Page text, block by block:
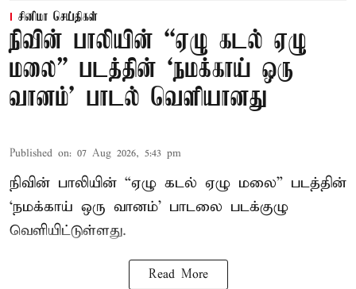
சினிமா செய்திகள்
நிவின் பாலியின் “ஏழு கடல் ஏழு
மலை” படத்தின் ‘நமக்காய் ஒரு
வானம்’ பாடல் வெளியானது
Published on: 07 Aug 2026, 5:43 pm
நிவின் பாலியின் “ஏழு கடல் ஏழு மலை” படத்தின்
‘நமக்காய் ஒரு வானம்’ பாடலை படக்குழு
வெளியிட்டுள்ளது.
Read More